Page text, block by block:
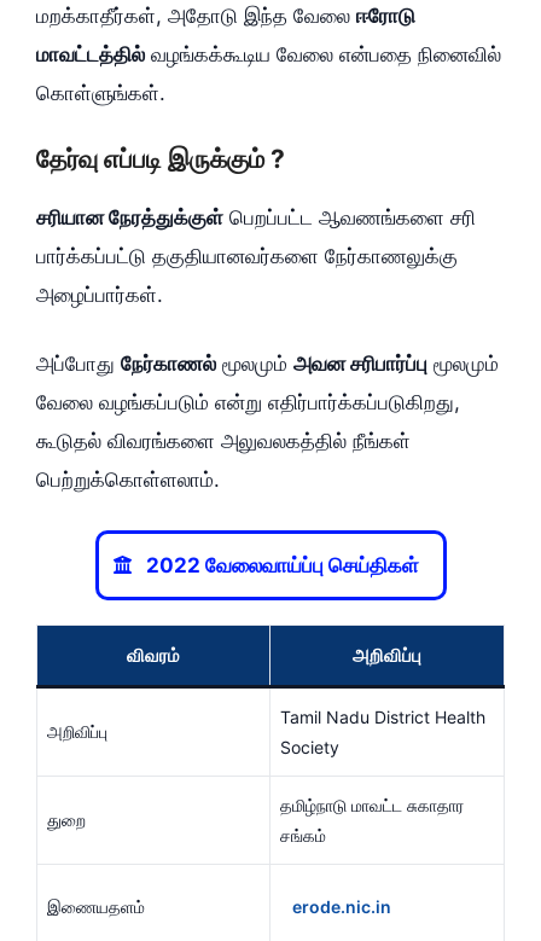
மறக்காதீர்கள், அதோடு இந்த வேலை ஈரோடு
மாவட்டத்தில் வழங்கக்கூடிய வேலை என்பதை நினைவில்
கொள்ளுங்கள்.
தேர்வு எப்படி இருக்கும் ?
சரியான நேரத்துக்குள் பெறப்பட்ட ஆவணங்களை சரி
பார்க்கப்பட்டு தகுதியானவர்களை நேர்காணலுக்கு
அழைப்பார்கள்.
அப்போது நேர்காணல் மூலமும் அவன சரிபார்ப்பு மூலமும்
வேலை வழங்கப்படும் என்று எதிர்பார்க்கப்படுகிறது,
கூடுதல் விவரங்களை அலுவலகத்தில் நீங்கள்
பெற்றுக்கொள்ளலாம்.
2022 வேலைவாய்ப்பு செய்திகள்
விவரம் அறிவிப்பு
அறிவிப்பு
Tamil Nadu District Health
Society
துறை
தமிழ்நாடு மாவட்ட சுகாதார
சங்கம்
இணையதளம் erode.nic.in